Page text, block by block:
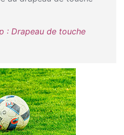
: Drapeau de touche